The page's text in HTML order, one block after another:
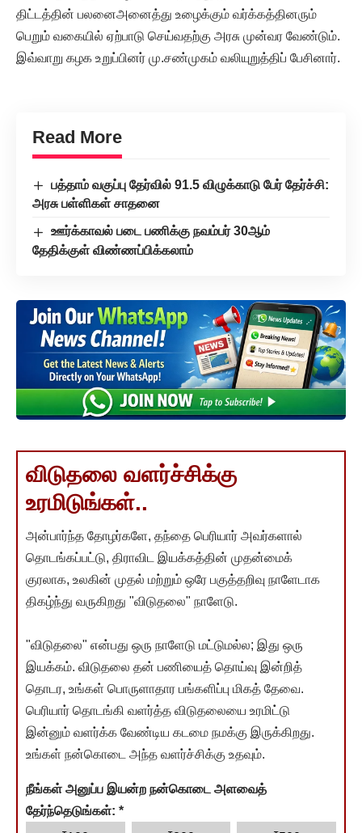
திட்டத்தின் பலனைஅனைத்து உழைக்கும் வர்க்கத்தினரும்
பெறும் வகையில் ஏற்பாடு செய்வதற்கு அரசு முன்வர வேண்டும்.
இவ்வாறு கழக உறுப்பினர் மு.சண்முகம் வலியுறுத்திப் பேசினார்.
Read More
பத்தாம் வகுப்பு தேர்வில் 91.5 விழுக்காடு பேர் தேர்ச்சி:
அரசு பள்ளிகள் சாதனை
ஊர்க்காவல் படை பணிக்கு நவம்பர் 30ஆம்
தேதிக்குள் விண்ணப்பிக்கலாம்
விடுதலை வளர்ச்சிக்கு
உரமிடுங்கள்..
அன்பார்ந்த தோழர்களே, தந்தை பெரியார் அவர்களால்
தொடங்கப்பட்டு, திராவிட இயக்கத்தின் முதன்மைக்
குரலாக, உலகின் முதல் மற்றும் ஒரே பகுத்தறிவு நாளேடாக
திகழ்ந்து வருகிறது "விடுதலை" நாளேடு.
"விடுதலை" என்பது ஒரு நாளேடு மட்டுமல்ல; இது ஒரு
இயக்கம். விடுதலை தன் பணியைத் தொய்வு இன்றித்
தொடர, உங்கள் பொருளாதார பங்களிப்பு மிகத் தேவை.
பெரியார் தொடங்கி வளர்த்த விடுதலையை உரமிட்டு
இன்னும் வளர்க்க வேண்டிய கடமை நமக்கு இருக்கிறது.
உங்கள் நன்கொடை அந்த வளர்ச்சிக்கு உதவும்.
நீங்கள் அனுப்ப இயன்ற நன்கொடை அளவைத்
தேர்ந்தெடுங்கள்: *